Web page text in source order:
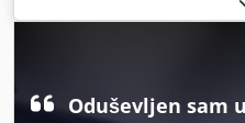
Oduševljen sam